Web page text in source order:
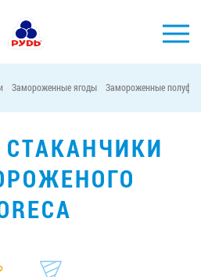
ЦЕНТР
Замороженные ягоды Замороженные